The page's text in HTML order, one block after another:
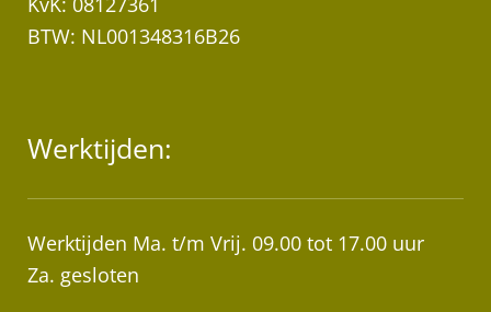
BTW: NL001348316B26
Werktijden:
Werktijden Ma. t/m Vrij. 09.00 tot 17.00 uur
Za. gesloten